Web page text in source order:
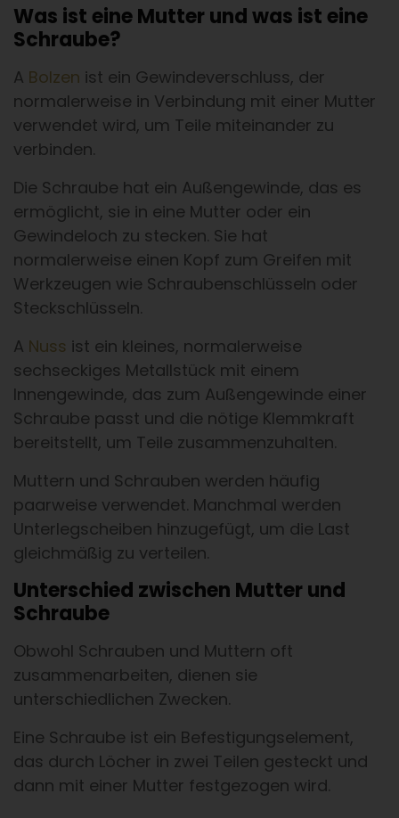
Was ist eine Mutter und was ist eine
Schraube?
A Bolzen ist ein Gewindeverschluss, der
normalerweise in Verbindung mit einer Mutter
verwendet wird, um Teile miteinander zu
verbinden.
Die Schraube hat ein Außengewinde, das es
ermöglicht, sie in eine Mutter oder ein
Gewindeloch zu stecken. Sie hat
normalerweise einen Kopf zum Greifen mit
Werkzeugen wie Schraubenschlüsseln oder
Steckschlüsseln.
A Nuss ist ein kleines, normalerweise
sechseckiges Metallstück mit einem
Innengewinde, das zum Außengewinde einer
Schraube passt und die nötige Klemmkraft
bereitstellt, um Teile zusammenzuhalten.
Muttern und Schrauben werden häufig
paarweise verwendet. Manchmal werden
Unterlegscheiben hinzugefügt, um die Last
gleichmäßig zu verteilen.
Unterschied zwischen Mutter und
Schraube
Obwohl Schrauben und Muttern oft
zusammenarbeiten, dienen sie
unterschiedlichen Zwecken.
Eine Schraube ist ein Befestigungselement,
das durch Löcher in zwei Teilen gesteckt und
dann mit einer Mutter festgezogen wird.